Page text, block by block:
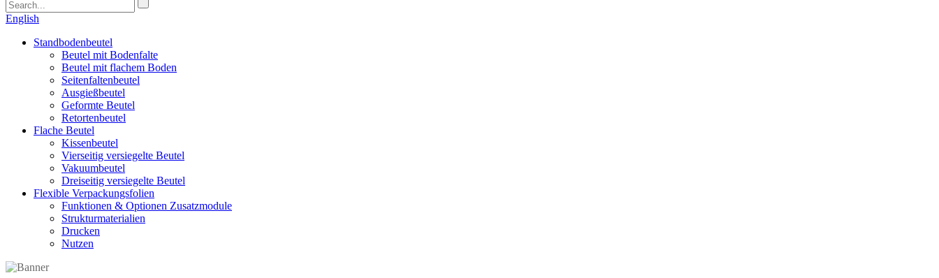
English
Standbodenbeutel
Beutel mit Bodenfalte
Beutel mit flachem Boden
Seitenfaltenbeutel
Ausgießbeutel
Geformte Beutel
Retortenbeutel
Flache Beutel
Kissenbeutel
Vierseitig versiegelte Beutel
Vakuumbeutel
Dreiseitig versiegelte Beutel
Flexible Verpackungsfolien
Funktionen & Optionen Zusatzmodule
Strukturmaterialien
Drucken
Nutzen